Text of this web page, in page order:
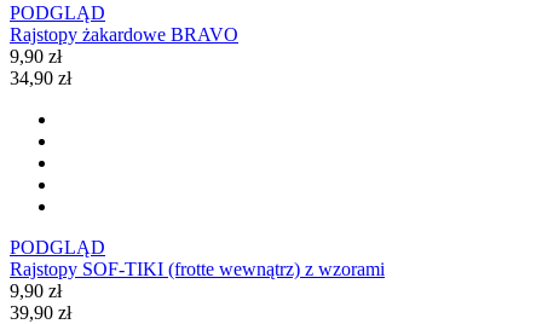
PODGLĄD
Rajstopy żakardowe BRAVO
9,90 zł
34,90 zł
PODGLĄD
Rajstopy SOF-TIKI (frotte wewnątrz) z wzorami
9,90 zł
39,90 zł